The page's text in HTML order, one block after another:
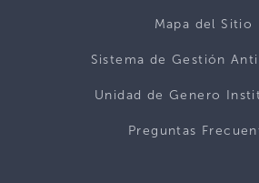
Mapa del Sitio
Sistema de Gestión
Unidad de Genero
Preguntas